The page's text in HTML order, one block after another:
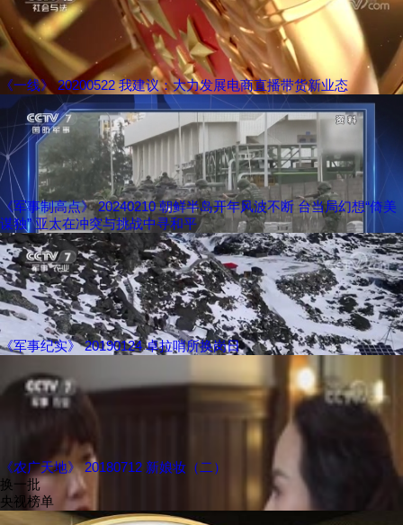
《一线》 20200522 我建议：大力发展电商直播带货新业态
《军事制高点》 20240210 朝鲜半岛开年风波不断 台当局幻想“倚美
谋独” 亚太在冲突与挑战中寻和平
《军事纪实》 20190124 卓拉哨所换岗日
《农广天地》 20180712 新娘妆（二）
换一批
央视榜单